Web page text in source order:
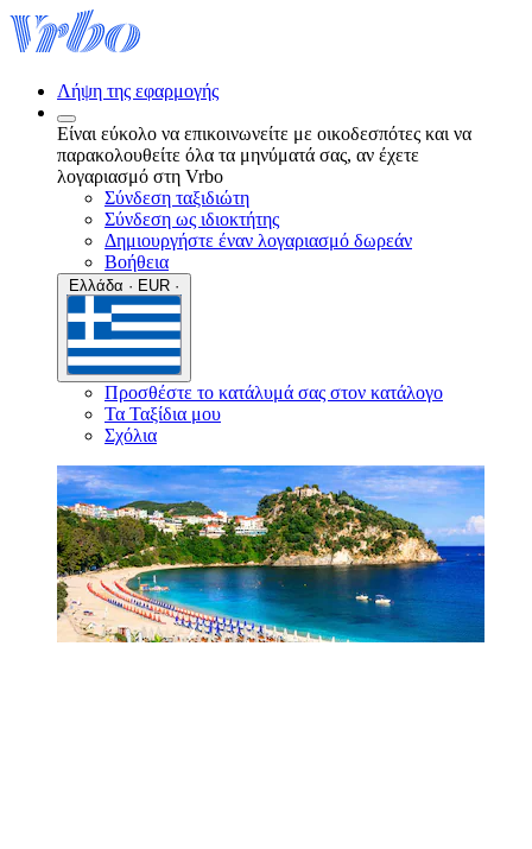
Λήψη της εφαρμογής
Είναι εύκολο να επικοινωνείτε με οικοδεσπότες και να
παρακολουθείτε όλα τα μηνύματά σας, αν έχετε
λογαριασμό στη Vrbo
Σύνδεση ταξιδιώτη
Σύνδεση ως ιδιοκτήτης
Δημιουργήστε έναν λογαριασμό δωρεάν
Βοήθεια
Προσθέστε το κατάλυμά σας στον κατάλογο
Τα Ταξίδια μου
Σχόλια